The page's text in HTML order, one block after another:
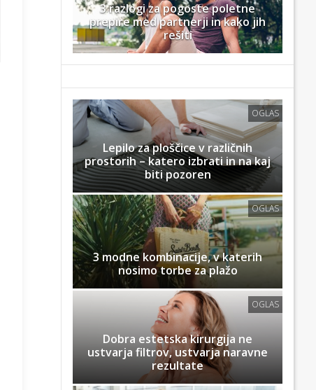
3 razlogi za pogoste poletne
prepire med partnerji in kako jih
rešiti
OGLAS
Lepilo za ploščice v različnih
prostorih – katero izbrati in na kaj
biti pozoren
OGLAS
3 modne kombinacije, v katerih
nosimo torbe za plažo
OGLAS
Dobra estetska kirurgija ne
ustvarja filtrov, ustvarja naravne
rezultate